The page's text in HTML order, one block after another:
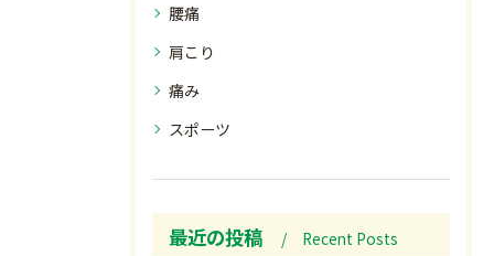
腰痛
肩こり
痛み
スポーツ
最近の投稿 Recent Posts